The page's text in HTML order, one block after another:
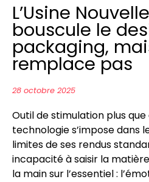
L’Usine Nouvelle
bouscule le
packaging,
remplace pas
28 octobre 2025
Outil de stimulation plus
technologie s’impose dans
limites de ses rendus
incapacité à saisir la
la main sur l’essentiel :